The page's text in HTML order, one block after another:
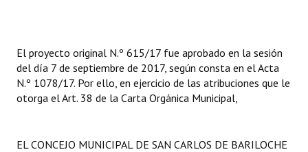
Entrega de distinciones
REFORMA DE LA CARTA ORGÁNICA
El proyecto original N.º 615/17 fue aprobado en la sesión
del día 7 de septiembre de 2017, según consta en el Acta
N.º 1078/17. Por ello, en ejercicio de las atribuciones que le
otorga el Art. 38 de la Carta Orgánica Municipal,
EL CONCEJO MUNICIPAL DE SAN CARLOS DE BARILOCHE